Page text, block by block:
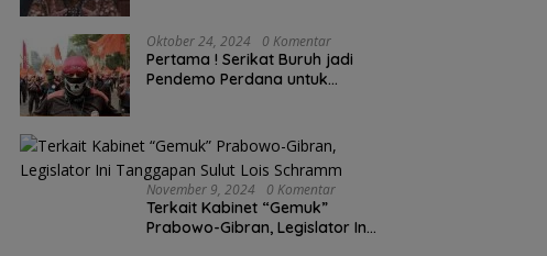
Oktober 24, 2024 0 Komentar
Pertama ! Serikat Buruh jadi
Pendemo Perdana untuk
November 9, 2024 0 Komentar
Terkait Kabinet “Gemuk”
Prabowo-Gibran, Legislator Ini